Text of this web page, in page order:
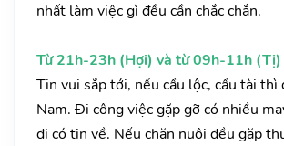
nhất làm việc gì đều cần chắc chắn.
Từ 21h-23h (Hợi) và từ 09h-11h (Tị)
Tin vui sắp tới, nếu cầu lộc, cầu tài thì
Nam. Đi công việc gặp gỡ có nhiều
đi có tin về. Nếu chăn nuôi đều gặp